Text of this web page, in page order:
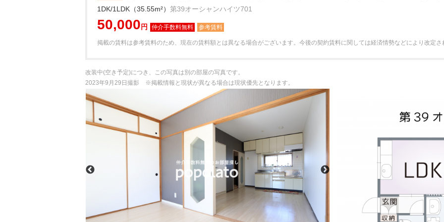
1DK/1LDK（35.55m²） 第39オーシャンハイツ701
50,000 円 参考賃料
掲載の賃料は参考賃料のため、現在の賃料額とは異なる場合がございます。 今後の契約賃料に関しては経済情勢などにより改定さ
改装中(空き予定)につき、この写真は別の部屋の写真です。
2023年9月29日撮影 ※掲載情報と現状が異なる場合は現状優先となります。